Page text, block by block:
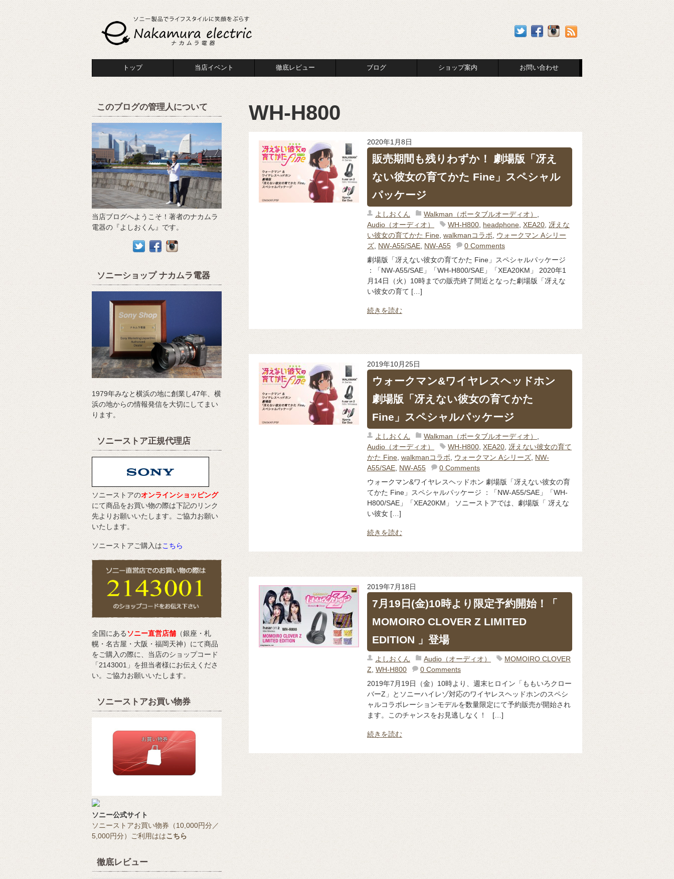
トップ 当店イベント 徹底レビュー ブログ ショップ案内 お問い合わせ
WH-H800
2020年1月8日
販売期間も残りわずか！ 劇場版「冴え
ない彼女の育てかた Fine」スペシャル
パッケージ
よしおくん Walkman（ポータブルオーディオ）
Audio（オーディオ）
WH-H800, headphone, XEA20, 冴えな
い彼女の育てかた Fine, walkmanコラボ
ウォークマン Aシリー
ズ, NW-A55/SAE, NW-A55
0 Comments
劇場版「冴えない彼女の育てかた Fine」スペシャルパッケージ
：「NW-A55/SAE」「WH-H800/SAE」「XEA20KM」 2020年1
月14日（火）10時までの販売終了間近となった劇場版「冴えな
い彼女の育て […]
続きを読む
2019年10月25日
ウォークマン&ワイヤレスヘッドホン
劇場版「冴えない彼女の育てかた
Fine」スペシャルパッケージ
よしおくん Walkman（ポータブルオーディオ） ,
Audio（オーディオ）
WH-H800, XEA20, 冴えない彼女の育て
かた Fine, walkmanコラボ, ウォークマン Aシリーズ, NW-
A55/SAE, NW-A55
0 Comments
ウォークマン&ワイヤレスヘッドホン 劇場版「冴えない彼女の育
てかた Fine」スペシャルパッケージ ：「NW-A55/SAE」「WH-
H800/SAE」「XEA20KM」 ソニーストアでは、劇場版「 冴えな
い彼女 […]
続きを読む
2019年7月18日
7月19日(金)10時より限定予約開始！「
MOMOIRO CLOVER Z LIMITED
EDITION 」登場
よしおくん Audio（オーディオ）
MOMOIRO CLOVER
Z WH-H800
0 Comments
2019年7月19日（金）10時より、週末ヒロイン「ももいろクロー
バーZ」とソニーハイレゾ対応のワイヤレスヘッドホンのスペシ
ャルコラボレーションモデルを数量限定にて予約販売が開始され
ます。このチャンスをお見逃しなく！ […]
続きを読む
このブログの管理人について
当店ブログへようこそ！著者のナカムラ
電器の『よしおくん』です。
ソニーショップ ナカムラ電器
1979年みなと横浜の地に創業し47年、横
浜の地からの情報発信を大切にしてまい
ります。
ソニーストア正規代理店
ソニーストアのオンラインショッピング
にて商品をお買い物の際は下記のリンク
先よりお願いいたします。ご協力お願い
いたします。
ソニーストアご購入はこちら
全国にあるソニー直営店舗 （銀座・札
幌・名古屋・大阪・福岡天神）にて商品
をご購入の際に、当店のショップコード
「2143001」を担当者様にお伝えくださ
い。ご協力お願いいたします。
ソニーストアお買い物券
ソニー公式サイト
ソニーストアお買い物券（10,000円分／
5,000円分）ご利用ははこちら
徹底レビュー